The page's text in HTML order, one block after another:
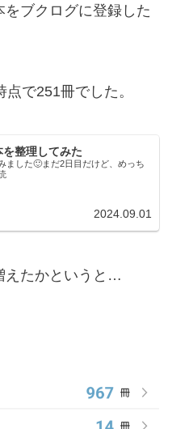
ブクログに登録した
で251冊でした。
を整理してみた
ました🙂まだ2日目だけど、めっち
2024.09.01
えたかというと…